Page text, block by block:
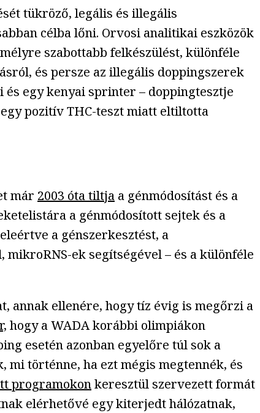
tükröző, legális és illegális
célba lőni. Orvosi analitikai eszközök
szabottabb felkészülést, különféle
és persze az illegális doppingszerek
egy kenyai sprinter – doppingtesztje
pozitív THC-teszt miatt eltiltotta
már 2003 óta tiltja a génmódosítást és a
a génmódosított sejtek és a
a génszerkesztést, a
ek segítségével – és a különféle
annak ellenére, hogy tíz évig is megőrzi a
hogy a WADA korábbi olimpiákon
esetén azonban egyelőre túl sok a
történne, ha ezt mégis megtennék, és
programokonkeresztül szervezett formát
elérhetővé egy kiterjedt hálózatnak,